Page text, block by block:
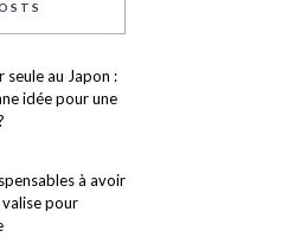
seule au Japon :
idée pour une
à avoir
valise pour